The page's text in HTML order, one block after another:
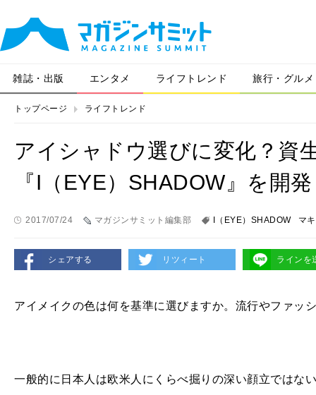
雑誌・出版 エンタメ ライフトレンド 旅行・グルメ
トップページ ライフトレンド
アイシャドウ選びに変化？資
『I（EYE）SHADOW』を開発
2017/07/24 マガジンサミット編集部 I（EYE）SHADOW マ
シェアする リツィート ラインを
アイメイクの色は何を基準に選びますか。流行やファッ
一般的に日本人は欧米人にくらべ掘りの深い顔立ではな